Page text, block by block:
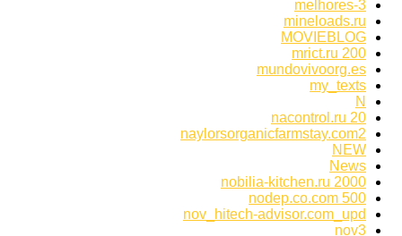
melhores-3
mineloads.ru
MOVIEBLOG
mrict.ru 200
mundovivoorg.es
my_texts
N
nacontrol.ru 20
naylorsorganicfarmstay.com2
NEW
News
nobilia-kitchen.ru 2000
nodep.co.com 500
nov_hitech-advisor.com_upd
nov3